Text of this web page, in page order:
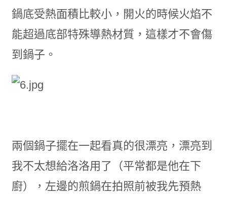
鍋底受熱面積比較小，開火的時候火焰不
能超過底部特殊導熱材質，這樣才不會傷
到鍋子。
兩個鍋子擺在一起看真的很漂亮，漂亮到
我不太想給洛洛用了（平常都是他在下
廚），左邊的煎鍋在拍照前被我先預熱